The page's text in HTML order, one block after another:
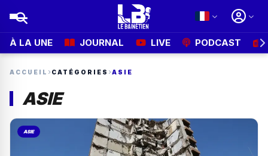
À LA UNE JOURNAL LIVE PODCAST
ACCUEIL CATÉGORIES ASIE
ASIE
ASIE